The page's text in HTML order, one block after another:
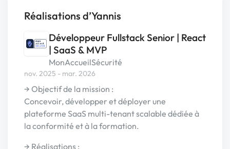
Réalisations d’Yannis
Développeur Fullstack Senior | React
| SaaS & MVP
MonAccueilSécurité
nov. 2025 - mar. 2026
→ Objectif de la mission :
Concevoir, développer et déployer une
plateforme SaaS multi-tenant scalable dédiée à
la conformité et à la formation.
→ Réalisations :